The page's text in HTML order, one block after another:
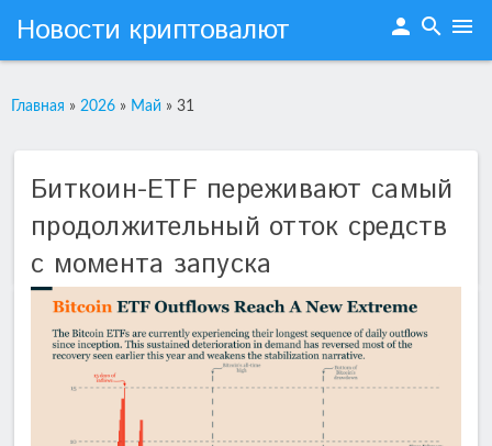
Новости криптовалют person search menu
Главная » 2026 » Май » 31
Биткоин-ETF переживают самый
продолжительный отток средств
с момента запуска